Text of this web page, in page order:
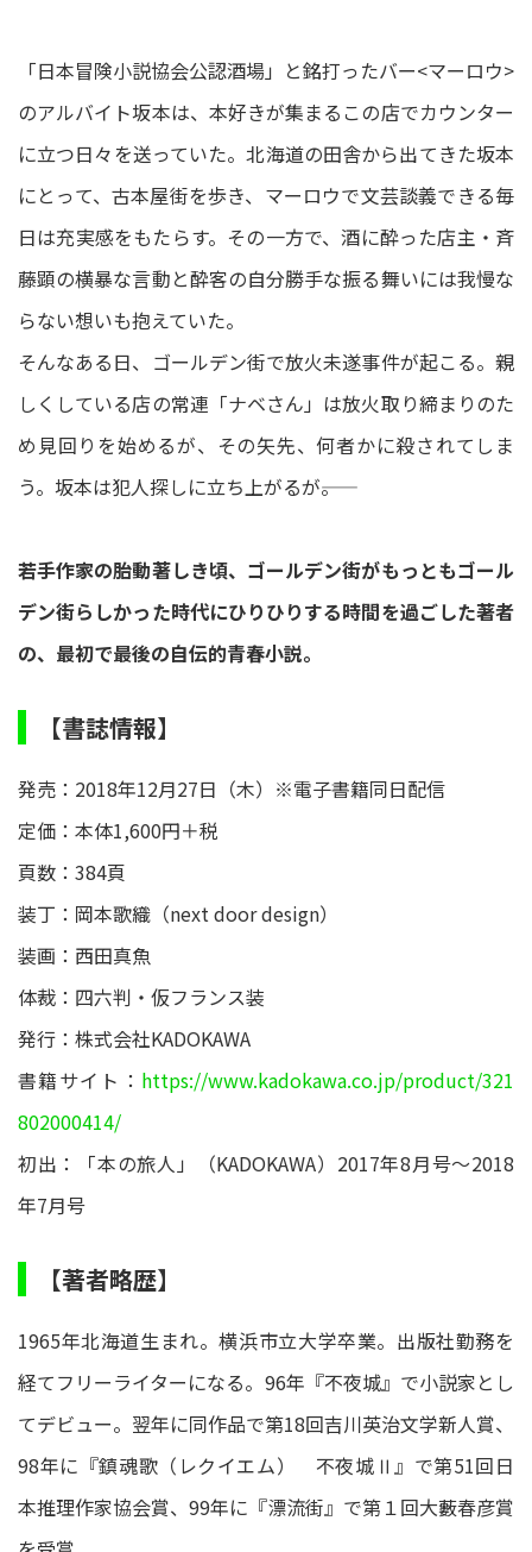
「日本冒険小説協会公認酒場」と銘打ったバー<マーロウ>
のアルバイト坂本は、本好きが集まるこの店でカウンター
に立つ日々を送っていた。北海道の田舎から出てきた坂本
にとって、古本屋街を歩き、マーロウで文芸談義できる毎
日は充実感をもたらす。その一方で、酒に酔った店主・斉
藤顕の横暴な言動と酔客の自分勝手な振る舞いには我慢な
らない想いも抱えていた。
そんなある日、ゴールデン街で放火未遂事件が起こる。親
しくしている店の常連「ナベさん」は放火取り締まりのた
め見回りを始めるが、その矢先、何者かに殺されてしま
う。坂本は犯人探しに立ち上がるが――。
若手作家の胎動著しき頃、ゴールデン街がもっともゴール
デン街らしかった時代にひりひりする時間を過ごした著者
の、最初で最後の自伝的青春小説。
【書誌情報】
発売：2018年12月27日（木）※電子書籍同日配信
定価：本体1,600円＋税
頁数：384頁
装丁：岡本歌織（next door design）
装画：西田真魚
体裁：四六判・仮フランス装
発行：株式会社KADOKAWA
書籍サイト： https://www.kadokawa.co.jp/product/321
802000414/
初出：「本の旅人」（KADOKAWA）2017年8月号～2018
年7月号
【著者略歴】
1965年北海道生まれ。横浜市立大学卒業。出版社勤務を
経てフリーライターになる。96年『不夜城』で小説家とし
てデビュー。翌年に同作品で第18回吉川英治文学新人賞、
98年に『鎮魂歌（レクイエム） 不夜城Ⅱ』で第51回日
本推理作家協会賞、99年に『漂流街』で第１回大藪春彦賞